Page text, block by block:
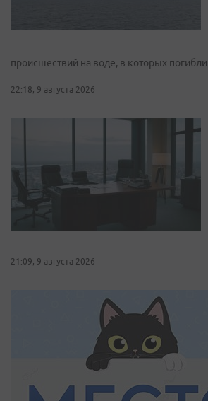
происшествий на воде, в которых
22:18, 9 августа 2026
21:09, 9 августа 2026